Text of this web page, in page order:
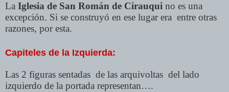
La Iglesia de San Román de Cirauqui no es una
excepción. Si se construyó en ese lugar era entre otras
razones, por esta.
Capiteles de la Izquierda:
Las 2 figuras sentadas de las arquivoltas del lado
izquierdo de la portada representan….